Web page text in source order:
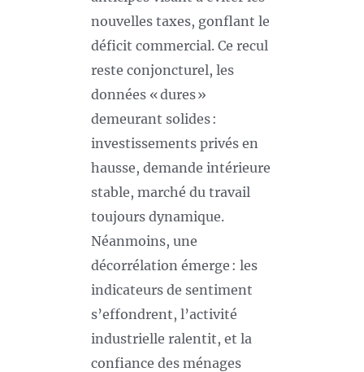
nouvelles taxes, gonflant le
déficit commercial. Ce recul
reste conjoncturel, les
données « dures »
demeurant solides :
investissements privés en
hausse, demande intérieure
stable, marché du travail
toujours dynamique.
Néanmoins, une
décorrélation émerge : les
indicateurs de sentiment
s’effondrent, l’activité
industrielle ralentit, et la
confiance des ménages